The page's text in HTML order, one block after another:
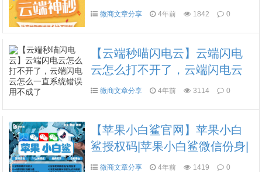
统中/云端雨蒙蒙最快最稳的秒
微商文章分享 4年前 1842 0
【云端秒喵闪电云】云端闪电
云怎么打不开了，云端闪电云
怎么一直系统错误用不成了
微商文章分享 4年前 3114 0
【苹果小白鲨官网】苹果小白
鲨授权码|苹果小白鲨微信份身|
苹果小白鲨激活码|苹果小白鲨
微商文章分享 4年前 1419 0